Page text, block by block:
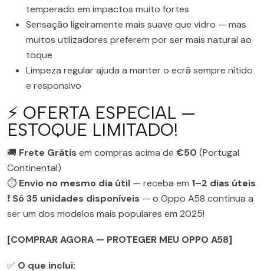
temperado em impactos muito fortes
Sensação ligeiramente mais suave que vidro — mas
muitos utilizadores preferem por ser mais natural ao
toque
Limpeza regular ajuda a manter o ecrã sempre nítido
e responsivo
⚡ OFERTA ESPECIAL —
ESTOQUE LIMITADO!
🚚 Frete Grátis em compras acima de €50 (Portugal
Continental)
⏱️ Envio no mesmo dia útil — receba em 1–2 dias úteis
❗ Só 35 unidades disponíveis — o Oppo A58 continua a
ser um dos modelos mais populares em 2025!
[COMPRAR AGORA — PROTEGER MEU OPPO A58]
✅ O que inclui: